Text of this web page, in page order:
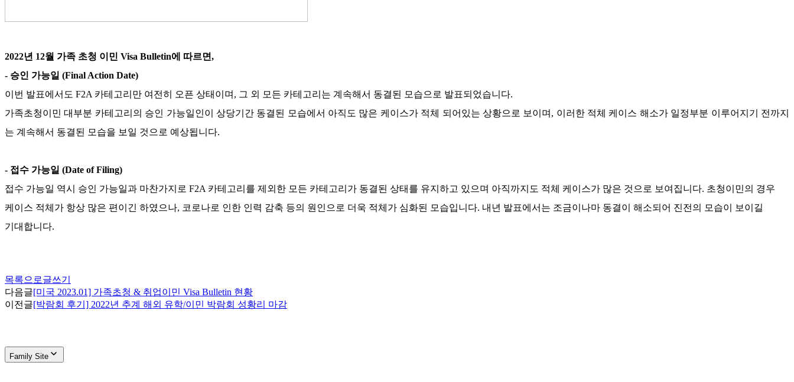
2022년 12월 가족 초청 이민 Visa Bulletin에 따르면,
- 승인 가능일 (Final Action Date)
이번 발표에서도 F2A 카테고리만 여전히 오픈 상태이며 , 그 외 모든 카테고리는 계속해서 동결된 모습으로 발표되었습니다.
가족초청이민 대부분 카테고리의 승인 가능일인이 상당기간 동결된 모습에서 아직도 많은 케이스가 적체 되어있는 상황으로 보이며 , 이러한 적체 케이스 해소가 일정부분 이루어지기 전까지
는 계속해서 동결된 모습을 보일 것으로 예상됩니다.
- 접수 가능일 (Date of Filing)
접수 가능일 역시 승인 가능일과 마찬가지로 F2A 카테고리를 제외한 모든 카테고리가 동결된 상태를 유지하고 있으며 아직까지도 적체 케이스가 많은 것으로 보여집니다. 초청이민의 경우
케이스 적체가 항상 많은 편이긴 하였으나, 코로나로 인한 인력 감축 등의 원인으로 더욱 적체가 심화된 모습입니다. 내년 발표에서는 조금이나마 동결이 해소되어 진전의 모습이 보이길
기대합니다.
목록으로글쓰기
다음글[미국 2023.01] 가족초청 & 취업이민 Visa Bulletin 현황
이전글[박람회 후기] 2022년 추계 해외 유학/이민 박람회 성황리 마감
Family Site